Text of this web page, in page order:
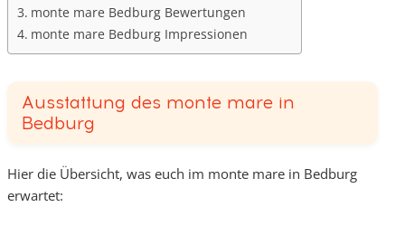
monte mare Bedburg Bewertungen
monte mare Bedburg Impressionen
Ausstattung des monte mare in
Bedburg
Hier die Übersicht, was euch im monte mare in Bedburg
erwartet: